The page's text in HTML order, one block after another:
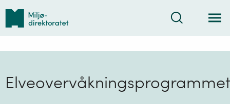
Tilbake
forsiden
Søk
Elveovervåkningsprogrammet